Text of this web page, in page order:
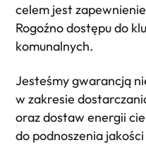
celem jest
Rogoźno dostępu do
komunalnych.
Jesteśmy gwarancją
w zakresie
oraz dostaw energii
do podnoszenia